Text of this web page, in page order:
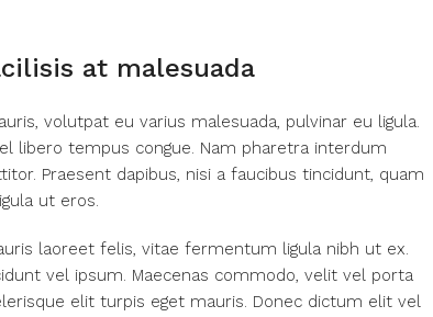
at malesuada
volutpat eu varius malesuada, pulvinar eu ligula.
libero tempus congue. Nam pharetra interdum
Praesent dapibus, nisi a faucibus tincidunt, quam
ut eros.
laoreet felis, vitae fermentum ligula nibh ut ex.
vel ipsum. Maecenas commodo, velit vel porta
elit turpis eget mauris. Donec dictum elit vel